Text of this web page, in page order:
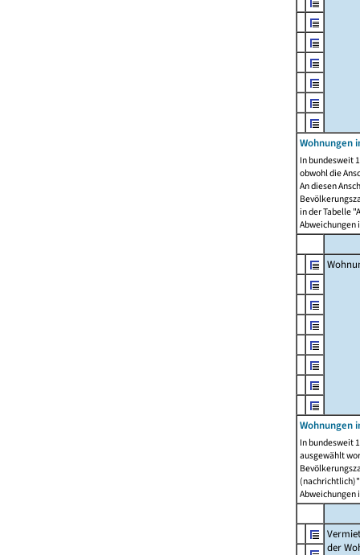
Wohnungen
In bundesweit
obwohl die
An diesen
in der Tabelle
Abweichungen
Wohnungen
In bundesweit
ausgewählt
Abweichungen
der